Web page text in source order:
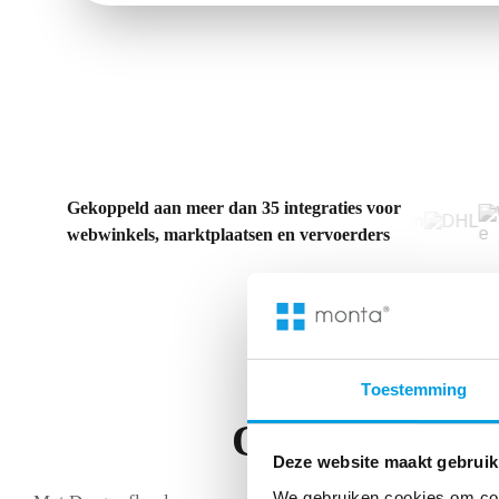
Toestemming
Deze website maakt
Gekoppeld aan meer dan 35 integraties voor
webwinkels, marktplaatsen en vervoerders
Optimaliseer